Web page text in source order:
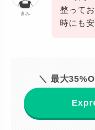
きみ
整って
時にも
＼ 最大